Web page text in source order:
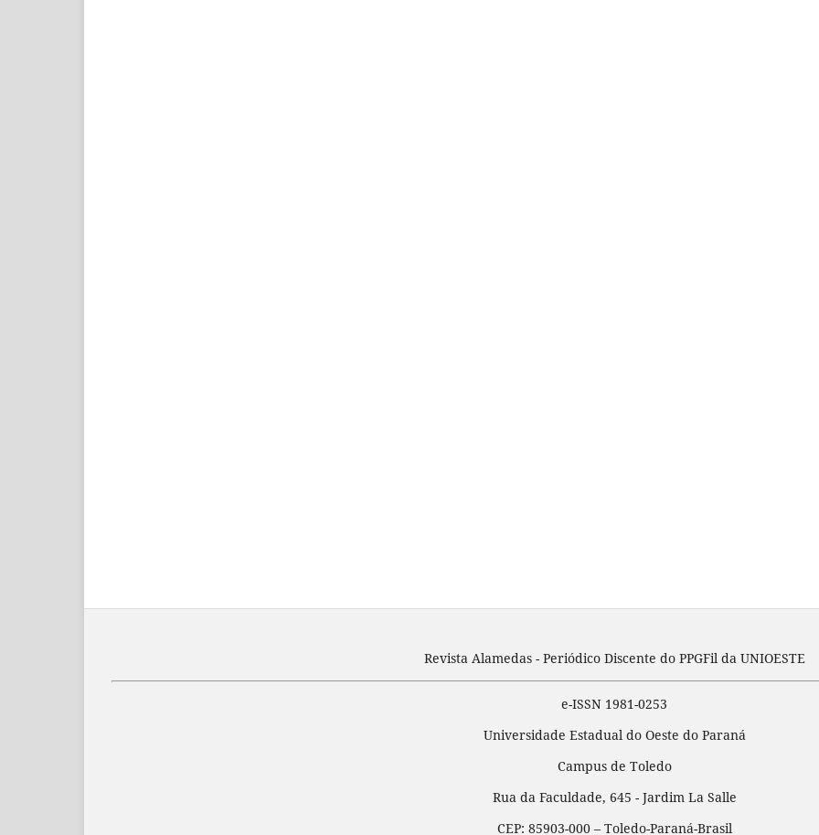
Revista Alamedas - Periódico Discente do PPGFil da UNIOESTE
e-ISSN 1981-0253
Universidade Estadual do Oeste do Paraná
Campus de Toledo
Rua da Faculdade, 645 - Jardim La Salle
CEP: 85903-000 – Toledo-Paraná-Brasil